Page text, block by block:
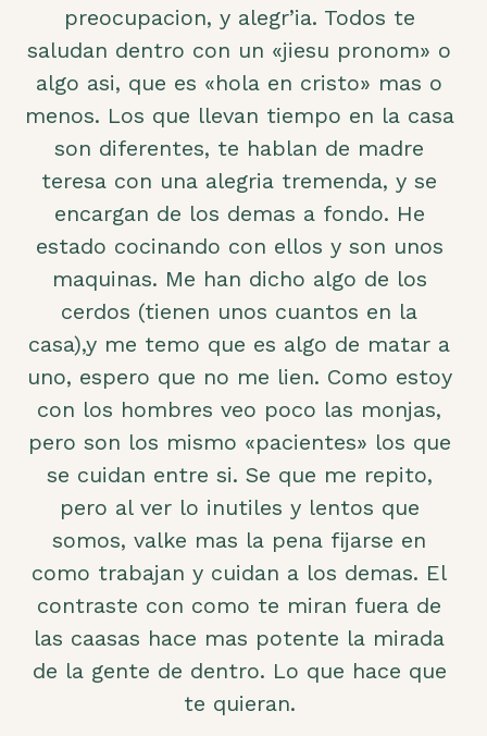
preocupacion, y alegr’ia. Todos te
saludan dentro con un «jiesu pronom» o
algo asi, que es «hola en cristo» mas o
menos. Los que llevan tiempo en la casa
son diferentes, te hablan de madre
teresa con una alegria tremenda, y se
encargan de los demas a fondo. He
estado cocinando con ellos y son unos
maquinas. Me han dicho algo de los
cerdos (tienen unos cuantos en la
casa),y me temo que es algo de matar a
uno, espero que no me lien. Como estoy
con los hombres veo poco las monjas,
pero son los mismo «pacientes» los que
se cuidan entre si. Se que me repito,
pero al ver lo inutiles y lentos que
somos, valke mas la pena fijarse en
como trabajan y cuidan a los demas. El
contraste con como te miran fuera de
las caasas hace mas potente la mirada
de la gente de dentro. Lo que hace que
te quieran.